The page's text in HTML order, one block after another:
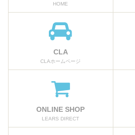
HOME
CLA
CLAホームページ
ONLINE SHOP
LEARS DIRECT